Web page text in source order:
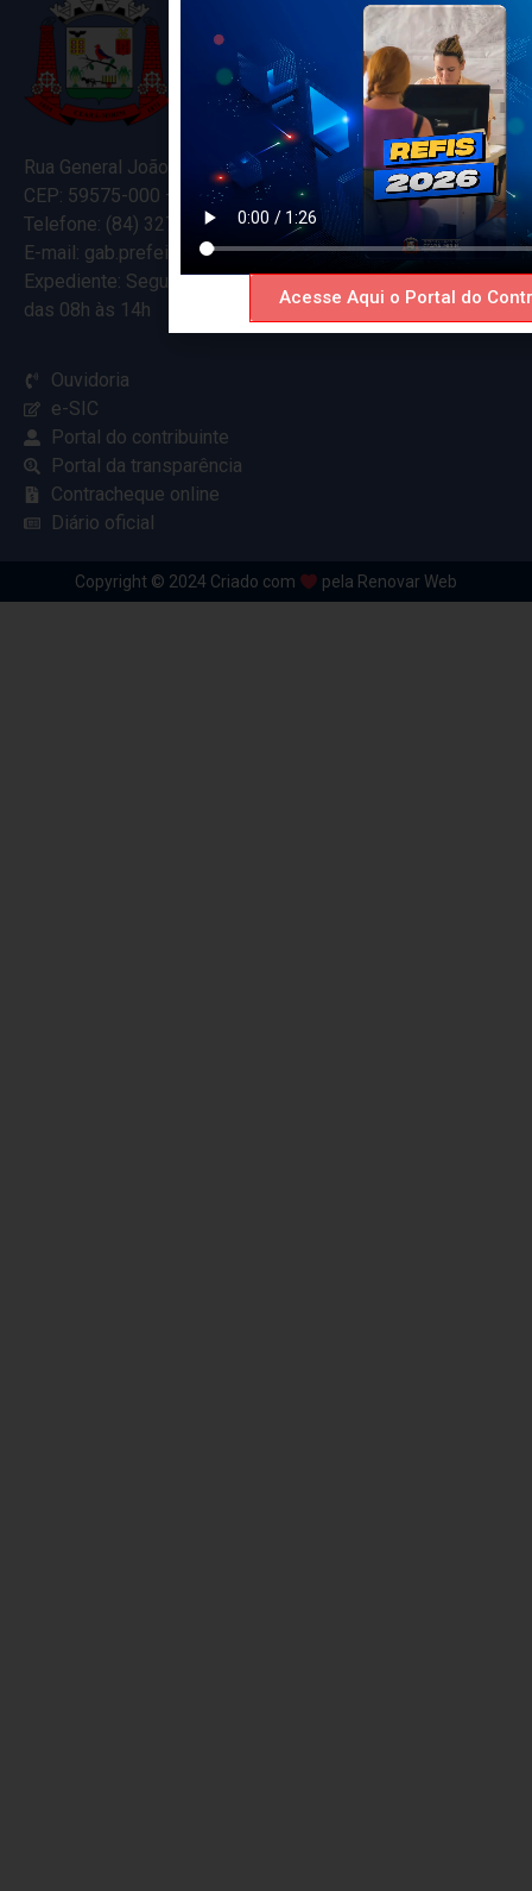
Rua General João Varela, 635
CEP: 59575-000 – Ceará-Mirim – RN
Telefone: (84) 3274-5916
E-mail: gab.prefeitocearamirim@gmail.com
Expediente: Segunda à Sexta
das 08h às 14h
Ouvidoria
e-SIC
Portal do contribuinte
Portal da transparência
Contracheque online
Diário oficial
Copyright © 2024 Criado com pela Renovar Web
Acesse Aqui o Portal do